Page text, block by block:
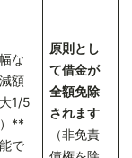
な
額
大1/5
**
で
原則とし
て借金が
全額免除
されます
（非免責